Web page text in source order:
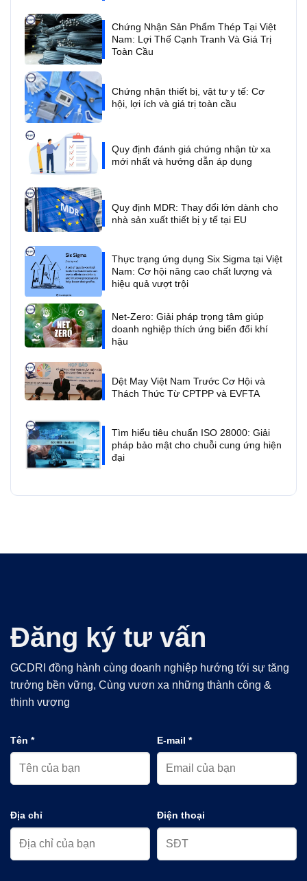
Chứng Nhận Sản Phẩm Thép Tại Việt
Nam: Lợi Thế Cạnh Tranh Và Giá Trị
Toàn Cầu
Chứng nhận thiết bị, vật tư y tế: Cơ
hội, lợi ích và giá trị toàn cầu
Quy định đánh giá chứng nhận từ xa
mới nhất và hướng dẫn áp dụng
Quy định MDR: Thay đổi lớn dành cho
nhà sản xuất thiết bị y tế tại EU
Thực trạng ứng dụng Six Sigma tại Việt
Nam: Cơ hội nâng cao chất lượng và
hiệu quả vượt trội
Net-Zero: Giải pháp trọng tâm giúp
doanh nghiệp thích ứng biến đổi khí
hậu
Dệt May Việt Nam Trước Cơ Hội và
Thách Thức Từ CPTPP và EVFTA
Tìm hiểu tiêu chuẩn ISO 28000: Giải
pháp bảo mật cho chuỗi cung ứng hiện
đại
Đăng ký tư vấn
GCDRI đồng hành cùng doanh nghiệp hướng tới sự tăng
trưởng bền vững, Cùng vươn xa những thành công &
thịnh vượng
Tên * E-mail *
Địa chỉ Điện thoại